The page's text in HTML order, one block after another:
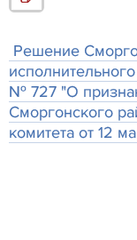
Решение
№ 727 "О
Сморгонского
комитета от 12